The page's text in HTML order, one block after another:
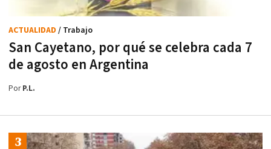
San Cayetano, por qué se celebra cada 7
de agosto en Argentina
ACTUALIDAD / Trabajo
PorP.L.